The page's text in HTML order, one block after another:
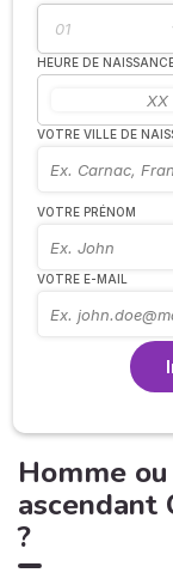
HEURE DE
VOTRE VILLE DE
VOTRE PRÉNOM
VOTRE E-MAIL
Homme
ascendant
?